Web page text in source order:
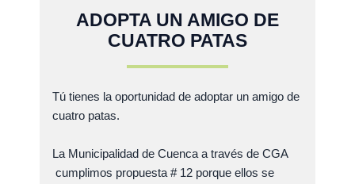
ADOPTA UN AMIGO DE
CUATRO PATAS
Tú tienes la oportunidad de adoptar un amigo de
cuatro patas.
La Municipalidad de Cuenca a través de CGA
cumplimos propuesta # 12 porque ellos se